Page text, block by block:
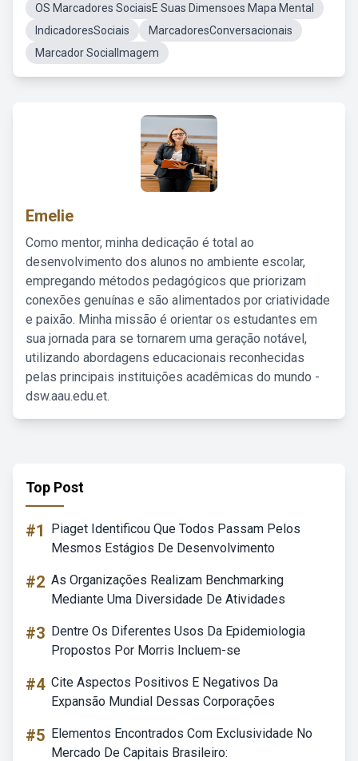
OS Marcadores SociaisE Suas Dimensoes Mapa Mental
IndicadoresSociais
MarcadoresConversacionais
Marcador SocialImagem
Emelie
Como mentor, minha dedicação é total ao
desenvolvimento dos alunos no ambiente escolar,
empregando métodos pedagógicos que priorizam
conexões genuínas e são alimentados por criatividade
e paixão. Minha missão é orientar os estudantes em
sua jornada para se tornarem uma geração notável,
utilizando abordagens educacionais reconhecidas
pelas principais instituições acadêmicas do mundo -
dsw.aau.edu.et.
Top Post
#1
Piaget Identificou Que Todos Passam Pelos
Mesmos Estágios De Desenvolvimento
#2 As Organizações Realizam Benchmarking
Mediante Uma Diversidade De Atividades
#3 Dentre Os Diferentes Usos Da Epidemiologia
Propostos Por Morris Incluem-se
#4 Cite Aspectos Positivos E Negativos Da
Expansão Mundial Dessas Corporações
#5 Elementos Encontrados Com Exclusividade No
Mercado De Capitais Brasileiro: